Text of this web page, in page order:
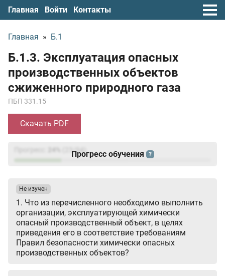
Главная Войти Контакты
Главная » Б.1
Б.1.3. Эксплуатация опасных
производственных объектов
сжиженного природного газа
ПБП 331.15
Скачать PDF
23/94)
Прогресс обучения ?
1. Что из перечисленного необходимо выполнить
организации, эксплуатирующей химически
опасный производственный объект, в целях
приведения его в соответствие требованиям
Правил безопасности химически опасных
производственных объектов?
Не изучен